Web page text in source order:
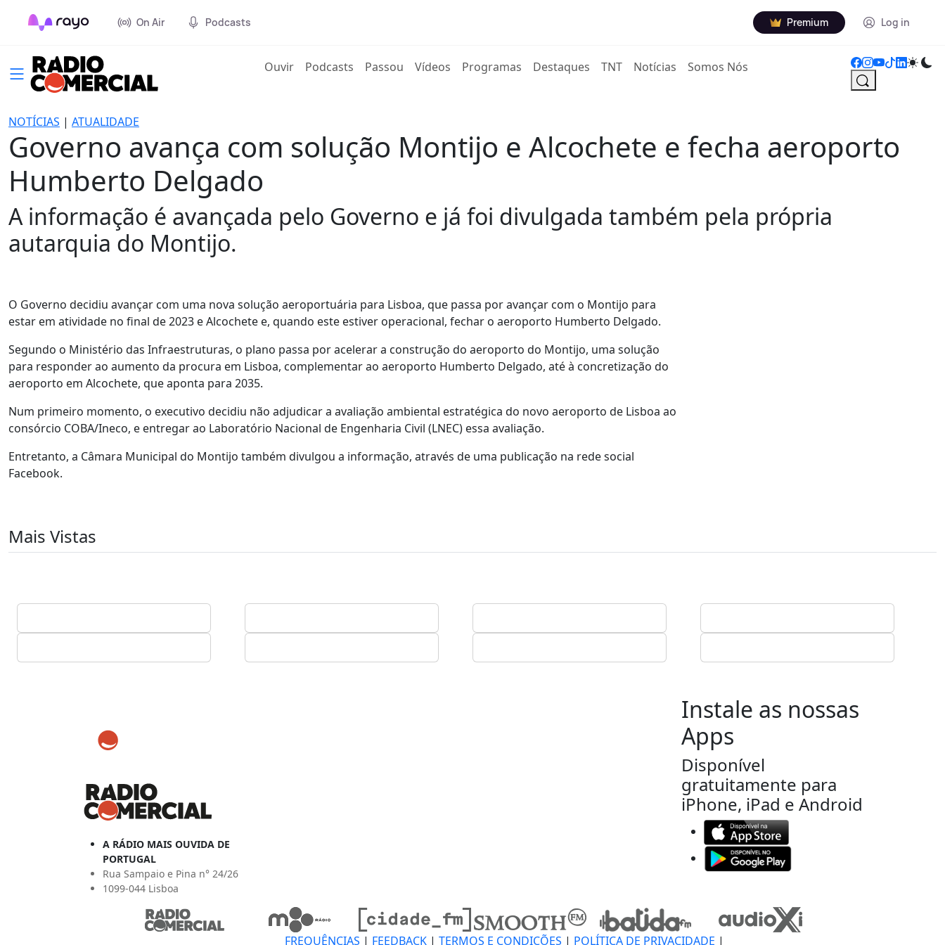
On Air Podcasts Premium Log in
Ouvir(current)
Podcasts Passou Vídeos Programas Destaques TNT Notícias Somos Nós
NOTÍCIAS | ATUALIDADE
Governo avança com solução Montijo e Alcochete e fecha aeroporto
Humberto Delgado
A informação é avançada pelo Governo e já foi divulgada também pela própria
autarquia do Montijo.
O Governo decidiu avançar com uma nova solução aeroportuária para Lisboa, que passa por avançar com o Montijo para
estar em atividade no final de 2023 e Alcochete e, quando este estiver operacional, fechar o aeroporto Humberto Delgado.
Segundo o Ministério das Infraestruturas, o plano passa por acelerar a construção do aeroporto do Montijo, uma solução
para responder ao aumento da procura em Lisboa, complementar ao aeroporto Humberto Delgado, até à concretização do
aeroporto em Alcochete, que aponta para 2035.
Num primeiro momento, o executivo decidiu não adjudicar a avaliação ambiental estratégica do novo aeroporto de Lisboa ao
consórcio COBA/Ineco, e entregar ao Laboratório Nacional de Engenharia Civil (LNEC) essa avaliação.
Entretanto, a Câmara Municipal do Montijo também divulgou a informação, através de uma publicação na rede social
Facebook.
Mais Vistas
A RÁDIO MAIS OUVIDA DE
PORTUGAL
Rua Sampaio e Pina n° 24/26
1099-044 Lisboa
Instale as nossas
Apps
Disponível
gratuitamente para
iPhone, iPad e Android
FREQUÊNCIAS | FEEDBACK | TERMOS E CONDIÇÕES | POLÍTICA DE PRIVACIDADE |